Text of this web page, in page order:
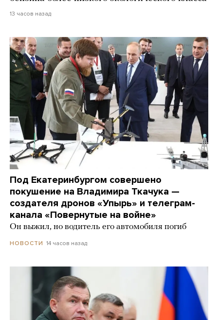
13 часов назад
Под Екатеринбургом совершено
покушение на Владимира Ткачука —
создателя дронов «Упырь» и телеграм-
канала «Повернутые на войне»
Он выжил, но водитель его автомобиля погиб
НОВОСТИ 14 часов назад